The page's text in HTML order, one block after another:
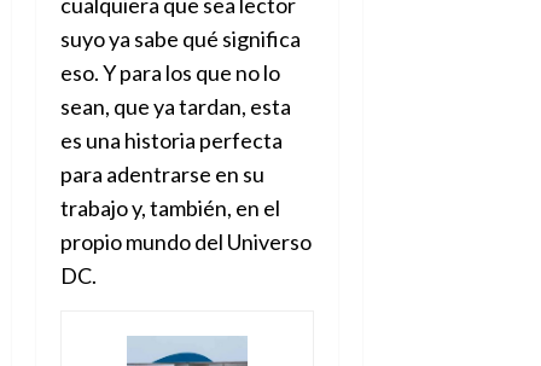
suyo ya sabe qué significa
eso. Y para los que no lo
sean, que ya tardan, esta
es una historia perfecta
para adentrarse en su
trabajo y, también, en el
propio mundo del Universo
DC.